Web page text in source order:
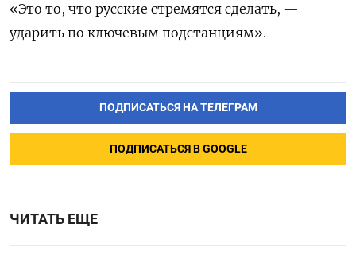
«Это то, что русские стремятся сделать, —
ударить по ключевым подстанциям».
ПОДПИСАТЬСЯ НА ТЕЛЕГРАМ
ПОДПИСАТЬСЯ В GOOGLE
ЧИТАТЬ ЕЩЕ